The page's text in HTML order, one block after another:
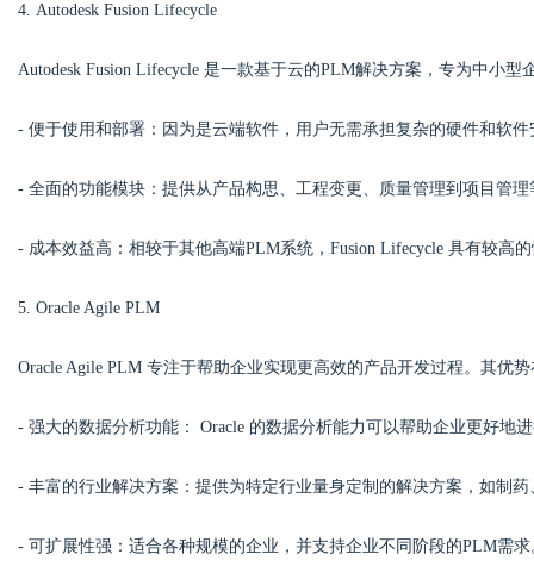
4. Autodesk Fusion Lifecycle
Autodesk Fusion Lifecycle 是一款基于云的PLM解决方案，专为中小型
- 便于使用和部署：因为是云端软件，用户无需承担复杂的硬件和软
- 全面的功能模块：提供从产品构思、工程变更、质量管理到项目管
- 成本效益高：相较于其他高端PLM系统，Fusion Lifecycle 具有较高
5. Oracle Agile PLM
Oracle Agile PLM 专注于帮助企业实现更高效的产品开发过程。其优
- 强大的数据分析功能： Oracle 的数据分析能力可以帮助企业更好地
- 丰富的行业解决方案：提供为特定行业量身定制的解决方案，如制
- 可扩展性强：适合各种规模的企业，并支持企业不同阶段的PLM需求